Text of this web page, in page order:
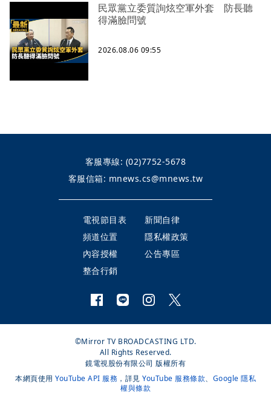
民眾黨立委質詢炫空軍外套 防長聽
得滿臉問號
2026.08.06 09:55
客服專線: (02)7752-5678
客服信箱: mnews.cs@mnews.tw
電視節目表
新聞自律
頻道位置
隱私權政策
內容授權
公告專區
整合行銷
©Mirror TV BROADCASTING LTD.
All Rights Reserved.
鏡電視股份有限公司 版權所有
本網頁使用 YouTube API 服務 ，詳見 YouTube 服務條款、 Google 隱私
權與條款